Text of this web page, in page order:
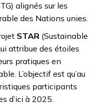
alignés sur les
des Nations unies.
STAR (Sustainable
attribue des étoiles
pratiques en
L’objectif est qu’au
participants
d’ici à 2025.